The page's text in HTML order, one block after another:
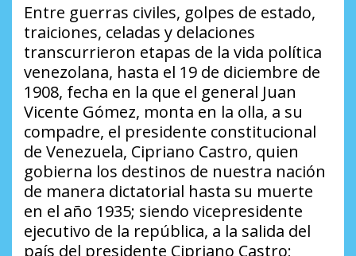
Entre guerras civiles, golpes de estado,
traiciones, celadas y delaciones
transcurrieron etapas de la vida política
venezolana, hasta el 19 de diciembre de
1908, fecha en la que el general Juan
Vicente Gómez, monta en la olla, a su
compadre, el presidente constitucional
de Venezuela, Cipriano Castro, quien
gobierna los destinos de nuestra nación
de manera dictatorial hasta su muerte
en el año 1935; siendo vicepresidente
ejecutivo de la república, a la salida del
país del presidente Cipriano Castro;